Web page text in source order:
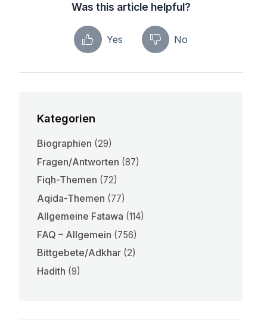
Was this article helpful?
Yes No
Kategorien
Biographien (29)
Fragen/Antworten (87)
Fiqh-Themen (72)
Aqida-Themen (77)
Allgemeine Fatawa (114)
FAQ – Allgemein (756)
Bittgebete/Adkhar (2)
Hadith (9)